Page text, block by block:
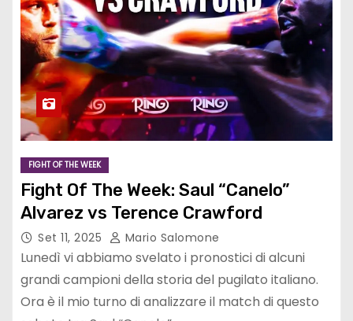
FIGHT OF THE WEEK
Fight Of The Week: Saul “Canelo”
Alvarez vs Terence Crawford
Set 11, 2025 Mario Salomone
Lunedì vi abbiamo svelato i pronostici di alcuni
grandi campioni della storia del pugilato italiano.
Ora è il mio turno di analizzare il match di questo